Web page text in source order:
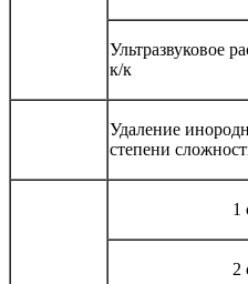
Ультразвуковое
к/к
Удаление
степени
1
2